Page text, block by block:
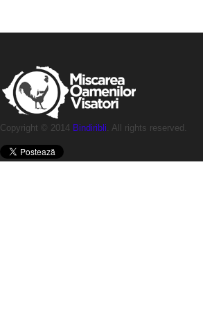
Copyright © 2014 Bindiribli. All rights reserved.